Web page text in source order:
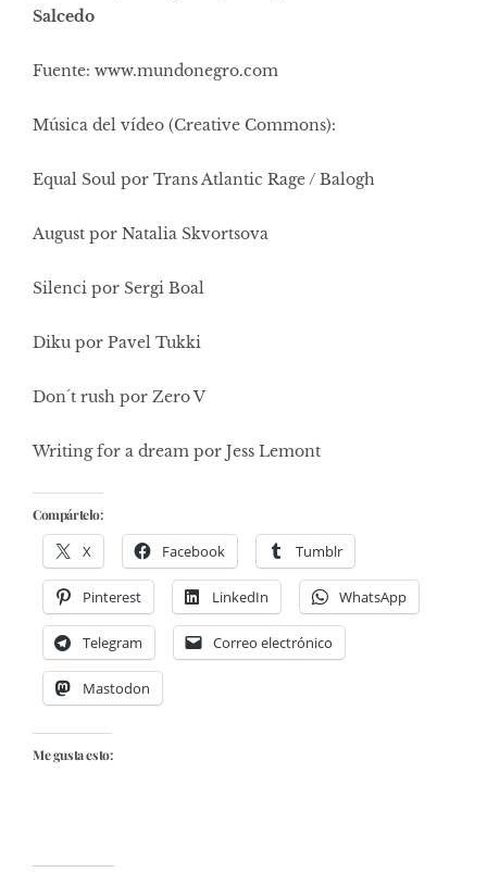
Salcedo
Fuente: www.mundonegro.com
Música del vídeo (Creative Commons):
Equal Soul por Trans Atlantic Rage / Balogh
August por Natalia Skvortsova
Silenci por Sergi Boal
Diku por Pavel Tukki
Don´t rush por Zero V
Writing for a dream por Jess Lemont
Compártelo:
X Facebook Tumblr
Pinterest LinkedIn WhatsApp
Telegram Correo electrónico
Mastodon
Me gusta esto: